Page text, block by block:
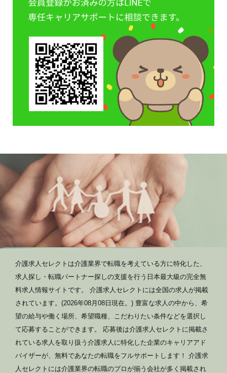
介護求人セレクトは介護業界で転職を考えている方に特化した、
求人探し・転職パートナー探しの支援を行う日本最大級の完全無
料求人情報サイトです。 介護求人セレクトには全国の求人が掲載
されています。(2026年08月08日現在。) 豊富な求人の中から、希
望の給与や働く場所、希望職種、こだわりたい条件などを選択し
て応募することができます。 応募後は介護求人セレクトに掲載さ
れている求人を取り扱う介護求人に特化した企業のキャリアアド
バイザーが、無料であなたの転職をフルサポートします！ 介護求
人セレクトには介護業界の転職のプロが揃う会社が多く掲載され